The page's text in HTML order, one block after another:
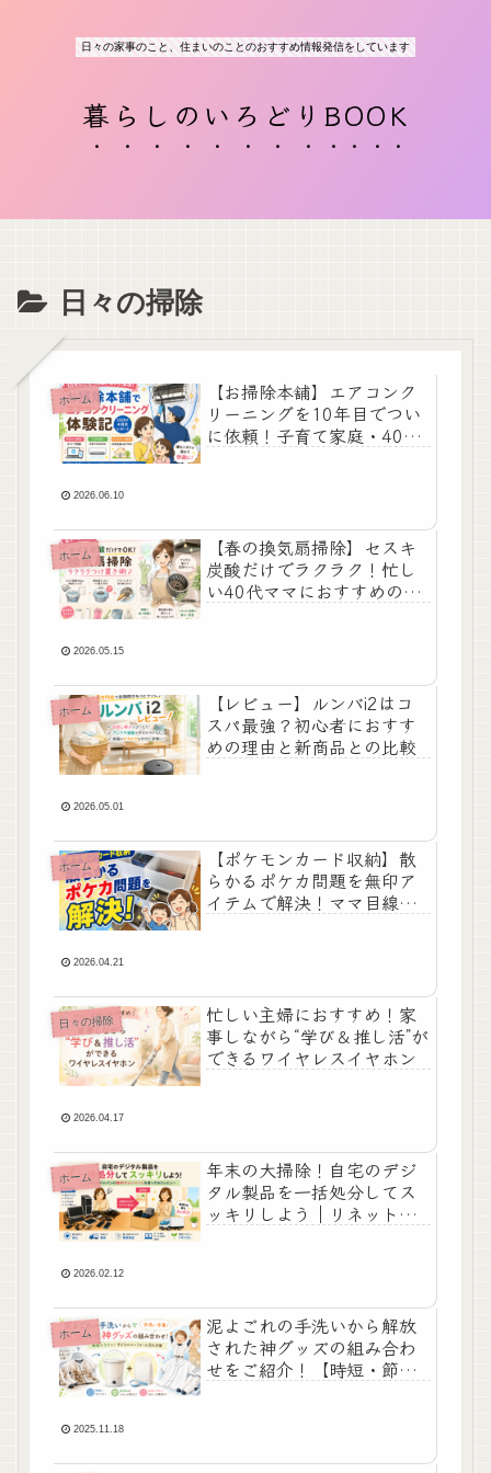
日々の家事のこと、住まいのことのおすすめ情報発信をしています
暮らしのいろどりBOOK
日々の掃除
ホーム
【お掃除本舗】エアコンク
リーニングを10年目でつい
に依頼！子育て家庭・40代
2026.06.10
ホーム
【春の換気扇掃除】セスキ
炭酸だけでラクラク！忙し
い40代ママにおすすめの簡
2026.05.15
ホーム
【レビュー】ルンバi2はコ
スパ最強？初心者におすす
めの理由と新商品との比較
2026.05.01
ホーム
【ポケモンカード収納】散
らかるポケカ問題を無印ア
イテムで解決！ママ目線の
2026.04.21
日々の掃除
忙しい主婦におすすめ！家
事しながら“学び＆推し活”が
できるワイヤレスイヤホン
2026.04.17
ホーム
年末の大掃除！自宅のデジ
タル製品を一括処分してス
ッキリしよう｜リネットジ
2026.02.12
ホーム
泥よごれの手洗いから解放
された神グッズの組み合わ
せをご紹介！【時短・節
2025.11.18